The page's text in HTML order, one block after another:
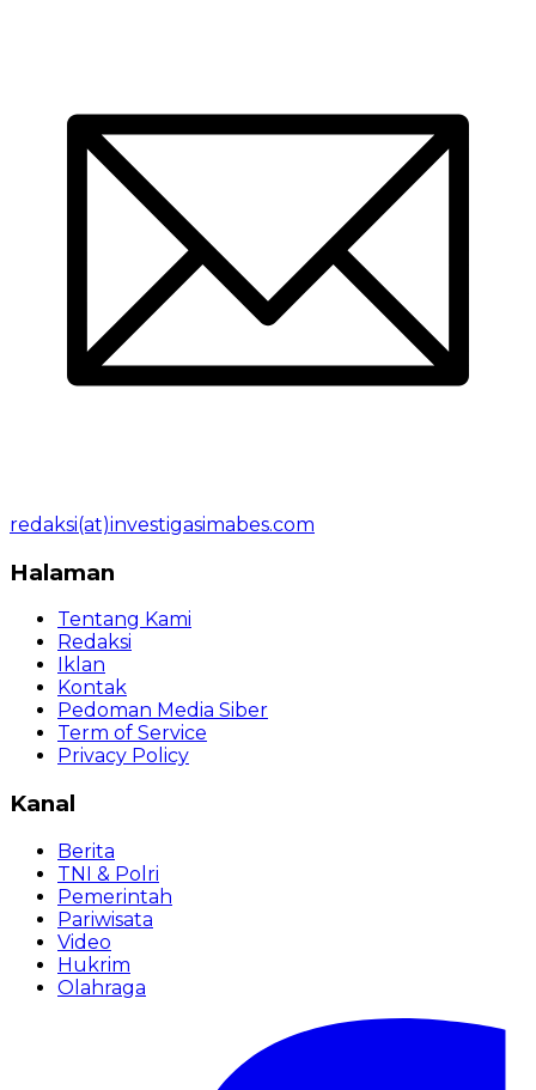
redaksi(at)investigasimabes.com
Halaman
Tentang Kami
Redaksi
Iklan
Kontak
Pedoman Media Siber
Term of Service
Privacy Policy
Kanal
Berita
TNI & Polri
Pemerintah
Pariwisata
Video
Hukrim
Olahraga